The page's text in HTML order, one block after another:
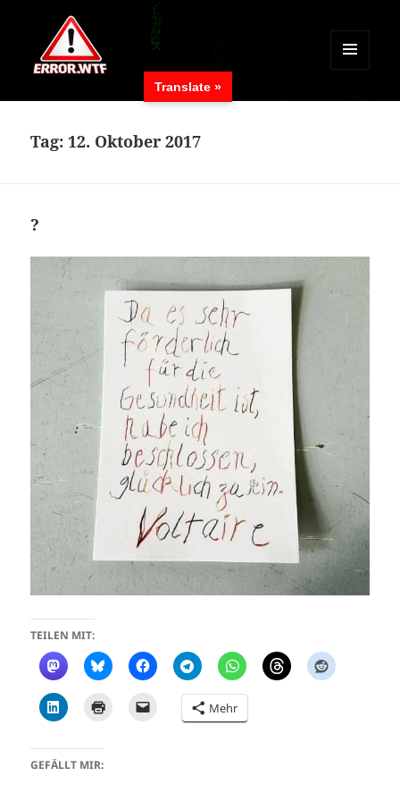
MENÜ
WIDGETS
Tag: 12. Oktober 2017
?
TEILEN MIT:
Mehr
GEFÄLLT MIR:
Translate »